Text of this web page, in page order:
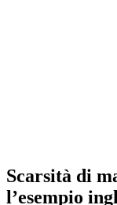
Scarsità di
l’esempio